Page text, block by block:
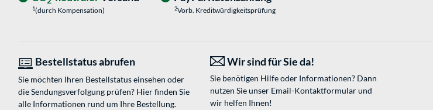
1(durch Kompensation) 2Vorb. Kreditwürdigkeitsprüfung
Bestellstatus abrufen
Sie möchten Ihren Bestellstatus einsehen oder
die Sendungsverfolgung prüfen? Hier finden Sie
alle Informationen rund um Ihre Bestellung.
Wir sind für Sie da!
Sie benötigen Hilfe oder Informationen? Dann
nutzen Sie unser Email-Kontaktformularund
wir helfen Ihnen!